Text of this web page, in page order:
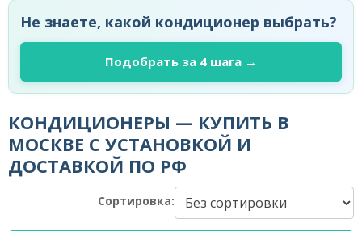
Не знаете, какой кондиционер выбрать?
Подобрать за 4 шага →
КОНДИЦИОНЕРЫ — КУПИТЬ В
МОСКВЕ С УСТАНОВКОЙ И
ДОСТАВКОЙ ПО РФ
Сортировка: